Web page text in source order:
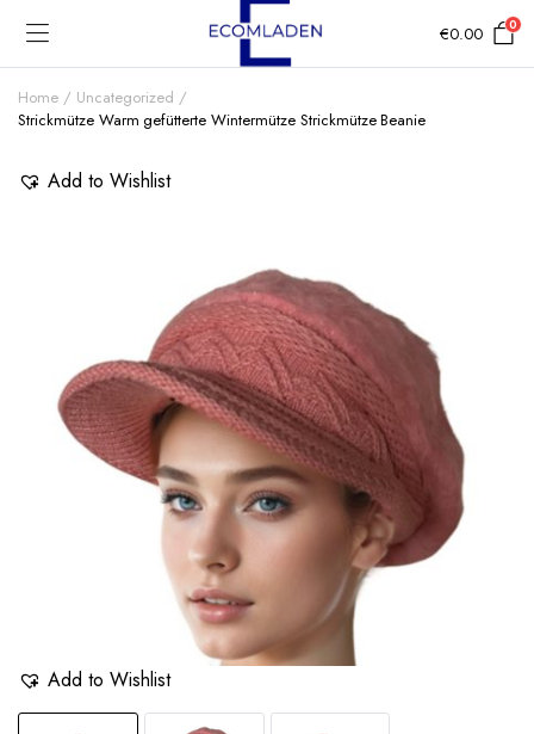
€0.00 0
Home
Uncategorized
Strickmütze Warm gefütterte Wintermütze Strickmütze Beanie
Add to Wishlist
Add to Wishlist